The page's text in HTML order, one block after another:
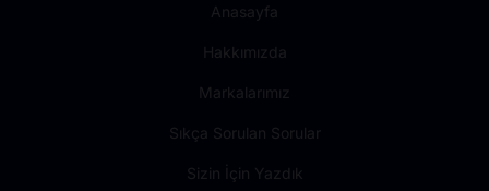
Anasayfa
Hakkımızda
Markalarımız
Sıkça Sorulan Sorular
Sizin İçin Yazdık